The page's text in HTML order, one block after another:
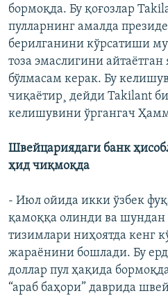
бормоқда. Бу қоғозлар
пулларнинг амалда
берилганини кўрсатиши
тоза эмаслигини
бўлмасам керак. Бу
чиқаëтир¸ дейди Takilant
келишувини ўргангач
Швейцариядаги банк
ҳид чиқмоқда
- Июл ойида икки ўзбек
қамоққа олинди ва
тизимлари ниҳоятда кенг
жараëнини бошлади. Бу
доллар пул ҳақида
“араб баҳори” даврида